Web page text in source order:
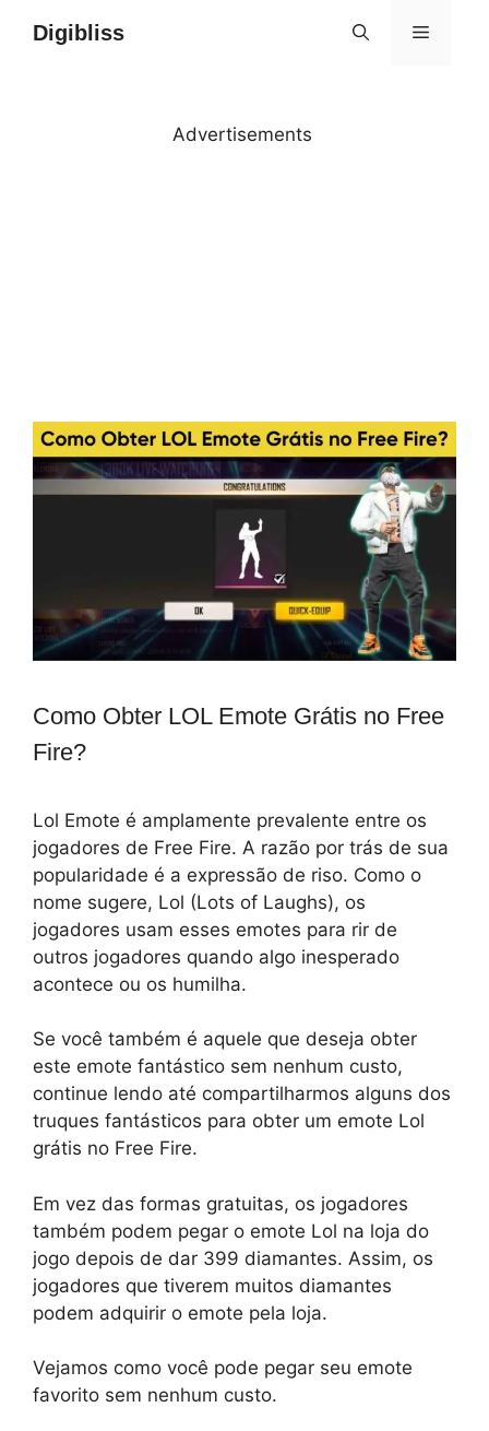
Digibliss MENU
Advertisements
Como Obter LOL Emote Grátis no Free
Fire?
Lol Emote é amplamente prevalente entre os
jogadores de Free Fire. A razão por trás de sua
popularidade é a expressão de riso. Como o
nome sugere, Lol (Lots of Laughs), os
jogadores usam esses emotes para rir de
outros jogadores quando algo inesperado
acontece ou os humilha.
Se você também é aquele que deseja obter
este emote fantástico sem nenhum custo,
continue lendo até compartilharmos alguns dos
truques fantásticos para obter um emote Lol
grátis no Free Fire.
Em vez das formas gratuitas, os jogadores
também podem pegar o emote Lol na loja do
jogo depois de dar 399 diamantes. Assim, os
jogadores que tiverem muitos diamantes
podem adquirir o emote pela loja.
Vejamos como você pode pegar seu emote
favorito sem nenhum custo.